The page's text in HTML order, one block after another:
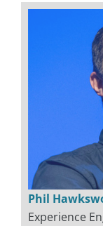
Phil
Experience